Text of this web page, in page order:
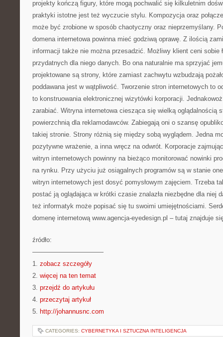
projekty kończą figury, które mogą pochwalić się kilkuletnim
praktyki istotne jest też wyczucie stylu. Kompozycja oraz
może być zrobione w sposób chaotyczny oraz nieprzemyślany.
domena internetowa powinna mieć godziwą oprawę. Z ilością
informacji także nie można przesadzić. Możliwy klient ceni sobie
przydatnych dla niego danych. Bo ona naturalnie ma sprzyjać
projektowane są strony, które zamiast zachwytu wzbudzają
poddawana jest w wątpliwość. Tworzenie stron internetowych to
to konstruowania elektronicznej wizytówki korporacji.
zarabiać. Witryna internetowa ciesząca się wielką oglądalnością
powierzchnią dla reklamodawców. Zabiegają oni o szansę
takiej stronie. Strony różnią się między sobą wyglądem. Jedna
pozytywne wrażenie, a inna wręcz na odwrót. Korporacje
witryn internetowych powinny na bieżąco monitorować nowinki
na rynku. Przy użyciu już osiągalnych programów są w stanie
witryn internetowych jest dosyć pomysłowym zajęciem. Trzeba
postać ją oglądająca w krótki czasie znalazła niezbędne dla niej
też informatyk może popisać się tu swoimi umiejętnościami.
domenę internetową www.agencja-eyedesign.pl – tutaj znajduje
źródło:
———————————
1. zobacz szczegóły
2. więcej na ten temat
3. przejdź do artykułu
4. przeczytaj artykuł
5. http://johannusnc.com
CATEGORIES: CYBERNETYKA I SZTUCZNA INTELIGENCJA